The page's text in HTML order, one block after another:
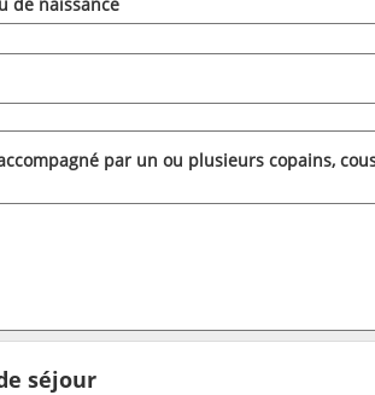
par un ou plusieurs copains,
séjour